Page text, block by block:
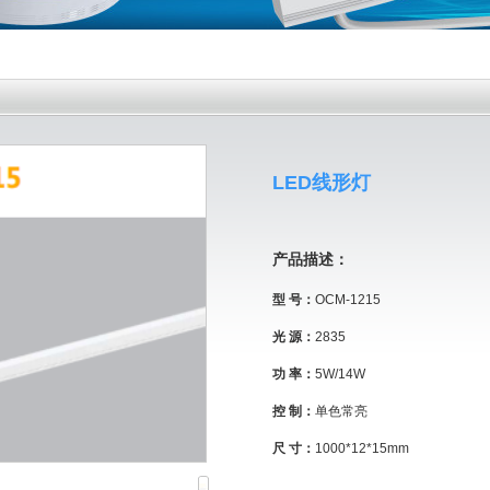
LED线形灯
产品描述：
型 号： OCM-1215
光 源： 2835
功 率： 5W/14W
控 制： 单色常亮
尺 寸： 1000*12*15mm